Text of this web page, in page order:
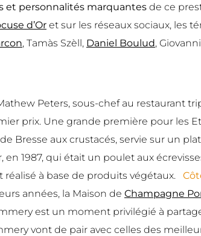
et personnalités marquantes de ce
d’Or et sur les réseaux sociaux, les
, Tamàs Szèll, Daniel Boulud,
Peters, sous-chef au restaurant
prix. Une grande première pour les
Bresse aux crustacés, servie sur un
1987, qui était un poulet aux
à base de produits végétaux.
années, la Maison de Champagne
est un moment privilégié à
vont de pair avec celles des